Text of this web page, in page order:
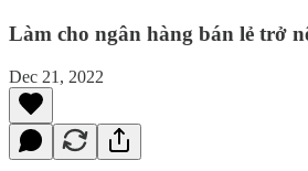
Làm cho ngân hàng bán lẻ trở
Dec 21, 2022